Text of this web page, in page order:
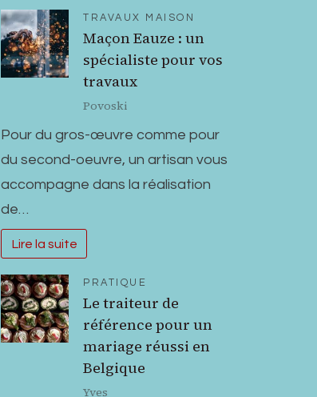
TRAVAUX MAISON
Maçon Eauze : un
spécialiste pour vos
travaux
Povoski
Pour du gros-œuvre comme pour
du second-oeuvre, un artisan vous
accompagne dans la réalisation
de…
Lire la suite
PRATIQUE
Le traiteur de
référence pour un
mariage réussi en
Belgique
Yves